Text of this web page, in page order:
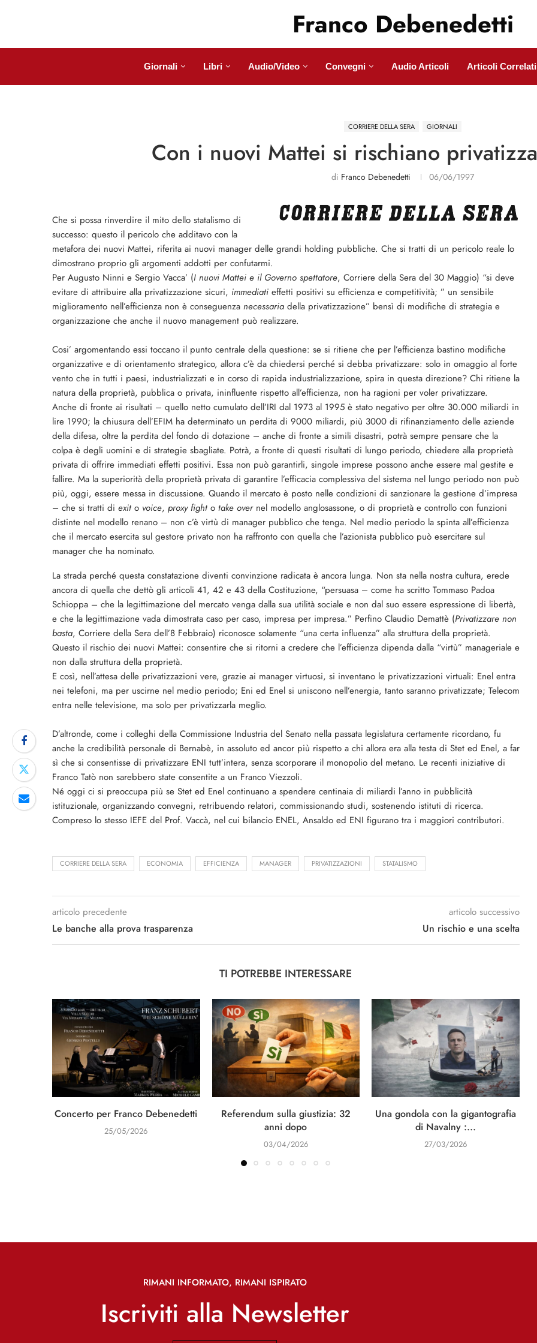
Franco Debenedetti
Giornali Libri Audio/Video Convegni Audio Articoli Articoli Correlati
CORRIERE DELLA SERA GIORNALI
Con i nuovi Mattei si rischiano
di Franco Debenedetti 06/06/1997
Che si possa rinverdire il mito dello statalismo di
successo: questo il pericolo che additavo con la
metafora dei nuovi Mattei, riferita ai nuovi manager delle grandi holding pubbliche. Che si tratti di un pericolo reale lo
dimostrano proprio gli argomenti addotti per confutarmi.
Per Augusto Ninni e Sergio Vacca’ (I nuovi Mattei e il Governo spettatore, Corriere della Sera del 30 Maggio) “si deve
evitare di attribuire alla privatizzazione sicuri, immediati effetti positivi su efficienza e competitività; ” un sensibile
miglioramento nell’efficienza non è conseguenza necessaria della privatizzazione” bensì di modifiche di strategia e
organizzazione che anche il nuovo management può realizzare.
Cosi’ argomentando essi toccano il punto centrale della questione: se si ritiene che per l’efficienza bastino modifiche
organizzative e di orientamento strategico, allora c’è da chiedersi perché si debba privatizzare: solo in omaggio al forte
vento che in tutti i paesi, industrializzati e in corso di rapida industrializzazione, spira in questa direzione? Chi ritiene la
natura della proprietà, pubblica o privata, ininfluente rispetto all’efficienza, non ha ragioni per voler privatizzare.
Anche di fronte ai risultati – quello netto cumulato dell’IRI dal 1973 al 1995 è stato negativo per oltre 30.000 miliardi in
lire 1990; la chiusura dell’EFIM ha determinato un perdita di 9000 miliardi, più 3000 di rifinanziamento delle aziende
della difesa, oltre la perdita del fondo di dotazione – anche di fronte a simili disastri, potrà sempre pensare che la
colpa è degli uomini e di strategie sbagliate. Potrà, a fronte di questi risultati di lungo periodo, chiedere alla proprietà
privata di offrire immediati effetti positivi. Essa non può garantirli, singole imprese possono anche essere mal gestite e
fallire. Ma la superiorità della proprietà privata di garantire l’efficacia complessiva del sistema nel lungo periodo non può
più, oggi, essere messa in discussione. Quando il mercato è posto nelle condizioni di sanzionare la gestione d’impresa
– che si tratti di exito voice, proxy fighto take overnel modello anglosassone, o di proprietà e controllo con funzioni
distinte nel modello renano – non c’è virtù di manager pubblico che tenga. Nel medio periodo la spinta all’efficienza
che il mercato esercita sul gestore privato non ha raffronto con quella che l’azionista pubblico può esercitare sul
manager che ha nominato.
La strada perché questa constatazione diventi convinzione radicata è ancora lunga. Non sta nella nostra cultura, erede
ancora di quella che dettò gli articoli 41, 42 e 43 della Costituzione, “persuasa – come ha scritto Tommaso Padoa
Schioppa – che la legittimazione del mercato venga dalla sua utilità sociale e non dal suo essere espressione di libertà,
e che la legittimazione vada dimostrata caso per caso, impresa per impresa.” Perfino Claudio Demattè (Privatizzare non
basta, Corriere della Sera dell’8 Febbraio) riconosce solamente “una certa influenza” alla struttura della proprietà.
Questo il rischio dei nuovi Mattei: consentire che si ritorni a credere che l’efficienza dipenda dalla “virtù” manageriale e
non dalla struttura della proprietà.
E così, nell’attesa delle privatizzazioni vere, grazie ai manager virtuosi, si inventano le privatizzazioni virtuali: Enel entra
nei telefoni, ma per uscirne nel medio periodo; Eni ed Enel si uniscono nell’energia, tanto saranno privatizzate; Telecom
entra nelle televisione, ma solo per privatizzarla meglio.
D’altronde, come i colleghi della Commissione Industria del Senato nella passata legislatura certamente ricordano, fu
anche la credibilità personale di Bernabè, in assoluto ed ancor più rispetto a chi allora era alla testa di Stet ed Enel, a far
sì che si consentisse di privatizzare ENI tutt’intera, senza scorporare il monopolio del metano. Le recenti iniziative di
Franco Tatò non sarebbero state consentite a un Franco Viezzoli.
Né oggi ci si preoccupa più se Stet ed Enel continuano a spendere centinaia di miliardi l’anno in pubblicità
istituzionale, organizzando convegni, retribuendo relatori, commissionando studi, sostenendo istituti di ricerca.
Compreso lo stesso IEFE del Prof. Vaccà, nel cui bilancio ENEL, Ansaldo ed ENI figurano tra i maggiori contributori.
CORRIERE DELLA SERA ECONOMIA EFFICIENZA MANAGER PRIVATIZZAZIONI STATALISMO
articolo precedente
Le banche alla prova trasparenza
articolo successivo
Un rischio e una scelta
TI POTREBBE INTERESSARE
Concerto per Franco Debenedetti
25/05/2026
Referendum sulla giustizia: 32
anni dopo
03/04/2026
Una gondola con la gigantografia
di Navalny :...
27/03/2026
RIMANI INFORMATO, RIMANI ISPIRATO
Iscriviti alla Newsletter